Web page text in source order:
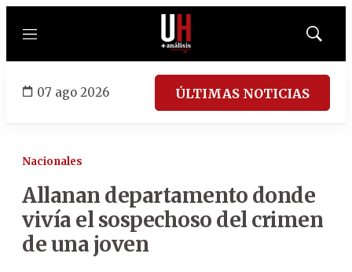
Menú
Mostrar
07 ago 2026 ÚLTIMAS NOTICIAS
Nacionales
Allanan departamento donde
vivía el sospechoso del crimen
de una joven